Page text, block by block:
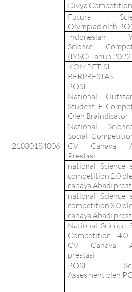
21030184006
Divya
Future
Olympiad oleh
Indonesian
Science
(IYSC) Tahun 2022
KOMPETISI
BERPRESTASI
POSI
National
Student E
Oleh Braindicator
National
Social
CV Cahaya
Prestasi
national Science
competition 2.0
cahaya Abadi
national Science
competition 3.0
cahaya Abadi
National Science
Competition 4.0
CV Cahaya
prestasi
POSI
Assesment oleh